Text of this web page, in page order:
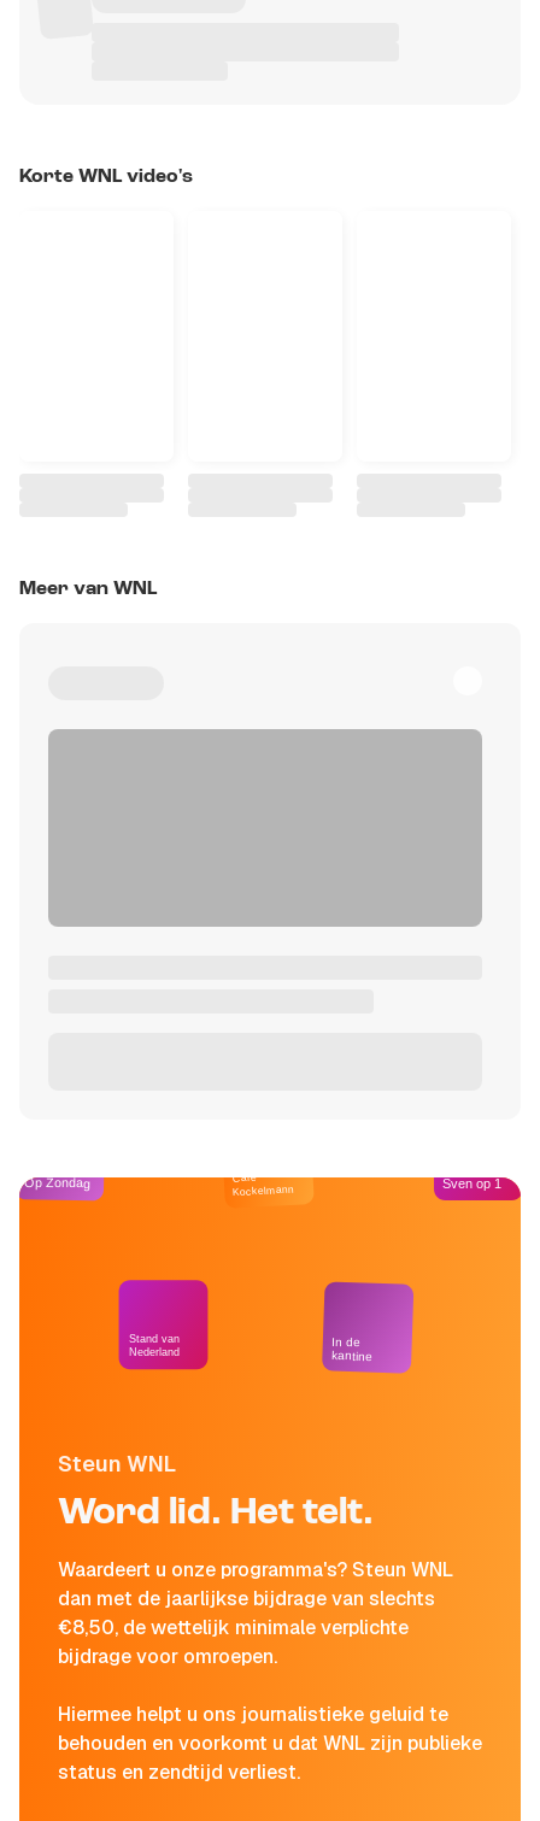
Korte WNL video's
Meer van WNL
Steun WNL
Word lid. Het telt.
Waardeert u onze programma's? Steun WNL
dan met de jaarlijkse bijdrage van slechts
€8,50, de wettelijk minimale verplichte
bijdrage voor omroepen.
Hiermee helpt u ons journalistieke geluid te
behouden en voorkomt u dat WNL zijn publieke
status en zendtijd verliest.
Op Zondag
Stand van
Nederland
Café
Kockelmann
In de
kantine
Sven op 1